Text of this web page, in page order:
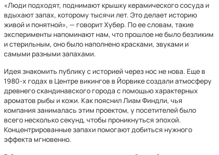
«Люди подходят, поднимают крышку керамического сосуда и
вдыхают запах, которому тысячи лет. Это делает историю
живой и понятной», — говорит Хубер. По ее словам, такие
эксперименты напоминают нам, что прошлое не было безликим
и стерильным, оно было наполнено красками, звуками и
самыми разными запахами.
Идея знакомить публику с историей через нос не нова. Еще в
1980-х годах в Центре викингов в Йорвике создали атмосферу
древнего скандинавского города с помощью характерных
ароматов рыбы и кожи. Как пояснил Лиам Финдли, чья
компания занималась этим проектом, у посетителей было
всего несколько секунд, чтобы проникнуться эпохой.
Концентрированные запахи помогают добиться нужного
эффекта мгновенно.